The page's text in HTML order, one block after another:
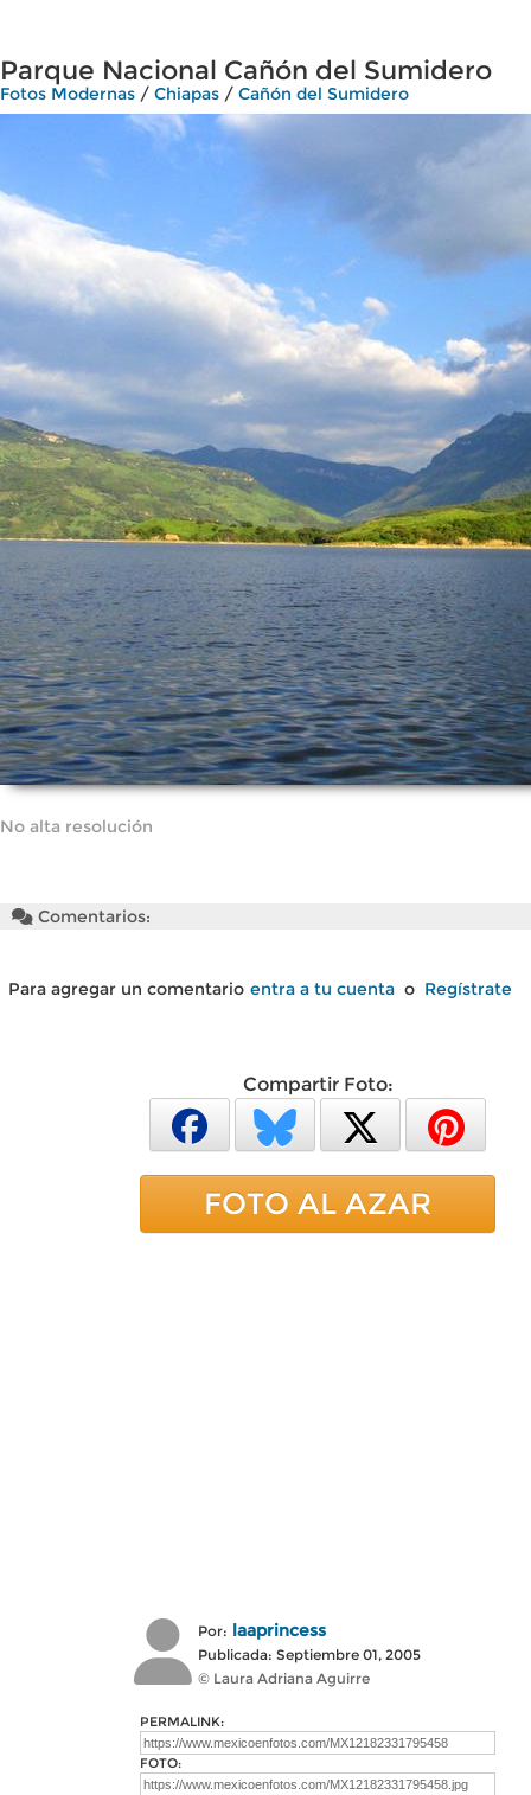
Parque Nacional Cañón del Sumidero
Fotos Modernas / Chiapas / Cañón del Sumidero
No alta resolución
Comentarios:
Para agregar un comentario entra a tu cuenta o Regístrate
Compartir Foto:
FOTO AL AZAR
Por: laaprincess
Publicada: Septiembre 01, 2005
© Laura Adriana Aguirre
PERMALINK:
FOTO: